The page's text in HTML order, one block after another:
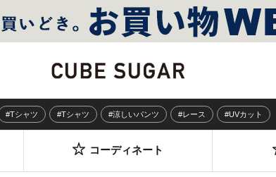
#Tシャツ #Tシャツ #涼しいパンツ #レース #UVカット
コーディネート